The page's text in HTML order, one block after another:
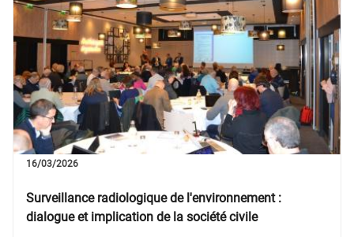
Surveillance radiologique de l'environnement :
dialogue et implication de la société civile
16/03/2026